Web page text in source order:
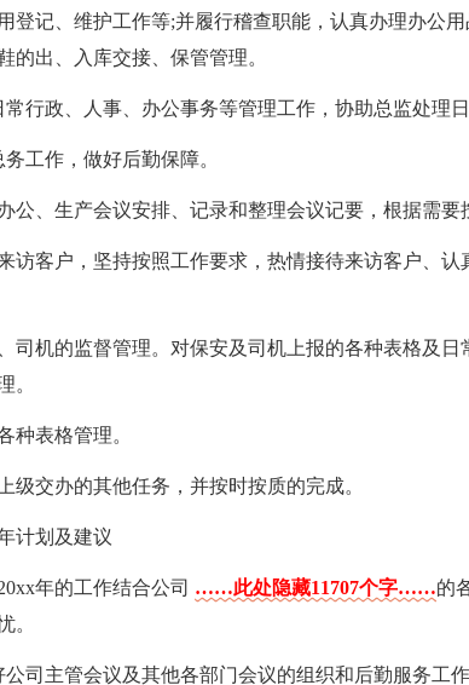
登记、维护工作等;并履行稽查职能，认真办理办公
的出、入库交接、保管管理。
常行政、人事、办公事务等管理工作，协助总监处理日
工作，做好后勤保障。
公、生产会议安排、记录和整理会议记要，根据需要
访客户，坚持按照工作要求，热情接待来访客户、
司机的监督管理。对保安及司机上报的各种表格及
。
种表格管理。
级交办的其他任务，并按时按质的完成。
计划及建议
年的工作结合公司 ……此处隐藏11707个字……的
。
公司主管会议及其他各部门会议的组织和后勤服务工作